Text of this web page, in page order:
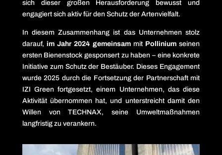
sich dieser großen Herausforderung bewusst und
engagiert sich aktiv für den Schutz der Artenvielfalt.
In diesem Zusammenhang ist das Unternehmen stolz
darauf, im Jahr 2024 gemeinsammit Pollinium seinen
ersten Bienenstock gesponsert zu haben – eine konkrete
Initiative zum Schutz der Bestäuber. Dieses Engagement
wurde 2025 durch die Fortsetzung der Partnerschaft mit
IZI Green fortgesetzt, einem Unternehmen, das diese
Aktivität übernommen hat, und unterstreicht damit den
Willen von TECHNAX, seine Umweltmaßnahmen
langfristig zu verankern.